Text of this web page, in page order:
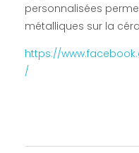
personnalisées
métalliques sur la
https://
/